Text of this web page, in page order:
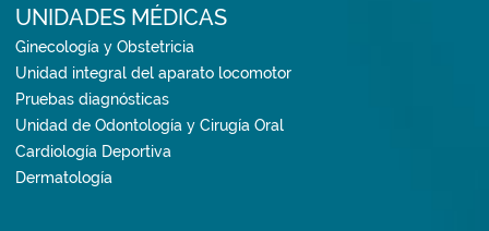
UNIDADES MÉDICAS
Ginecología y Obstetricia
Unidad integral del aparato locomotor
Pruebas diagnósticas
Unidad de Odontología y Cirugía Oral
Cardiología Deportiva
Dermatología